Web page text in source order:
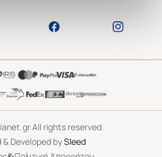
All rights reserved.
& Developed bySleed